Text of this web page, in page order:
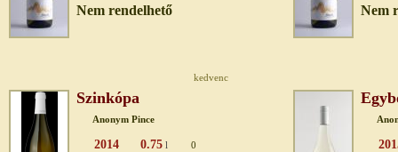
Nem rendelhető Nem
kedvenc
Szinkópa
Anonym Pince
2014 0.75 l 0